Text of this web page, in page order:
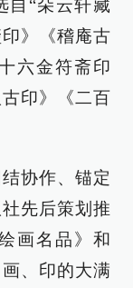
自“朵云轩藏
》《稽庵古
六金符斋印
印》《二百
协作、锚定
先后策划推
画名品》和
、印的大满